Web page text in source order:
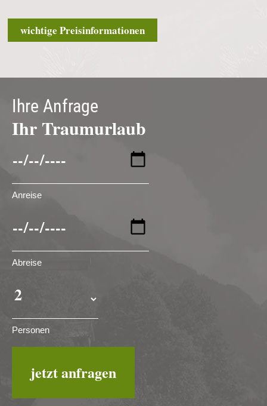
wichtige Preisinformationen
Ihre Anfrage
Ihr Traumurlaub
Anreise
Abreise
Personen
jetzt anfragen